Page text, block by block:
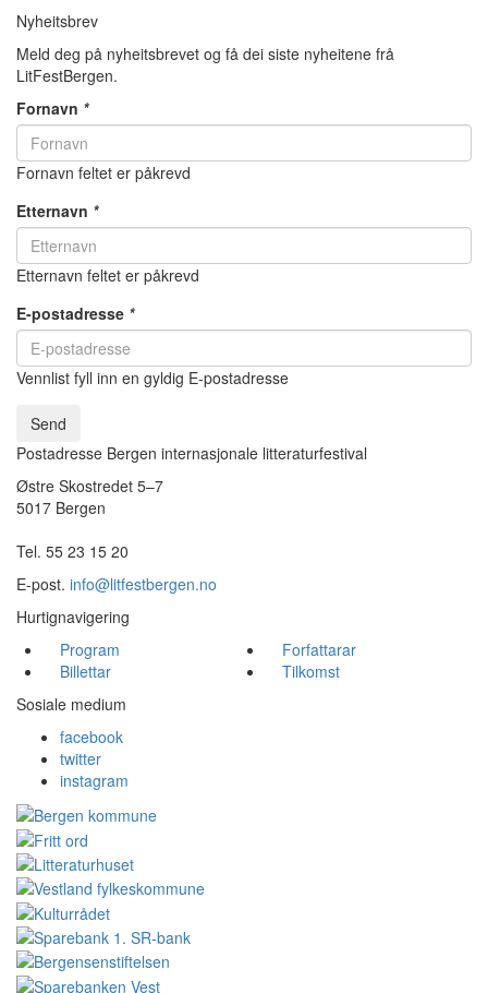
Nyheitsbrev
Meld deg på nyheitsbrevet og få dei siste nyheitene frå
LitFestBergen.
Fornavn *
Fornavn feltet er påkrevd
Etternavn *
Etternavn feltet er påkrevd
E-postadresse *
Vennlist fyll inn en gyldig E-postadresse
Send
Postadresse Bergen internasjonale litteraturfestival
Østre Skostredet 5–7
5017 Bergen
Tel. 55 23 15 20
E-post. info@litfestbergen.no
Hurtignavigering
Program
Forfattarar
Billettar
Tilkomst
Sosiale medium
facebook
twitter
instagram